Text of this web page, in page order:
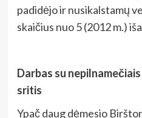
padidėjo ir nusikalstamų
skaičius nuo 5 (2012 m.)
Darbas su
sritis
Ypač daug dėmesio